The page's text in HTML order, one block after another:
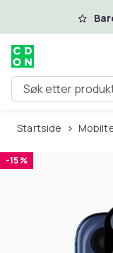
Hopp til
Søk etter
Startside
-15 %